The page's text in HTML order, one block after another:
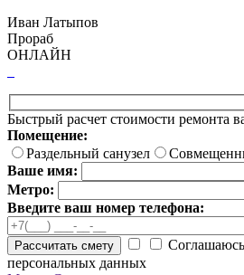
Иван Латыпов
Прораб
ОНЛАЙН
Быстрый расчет стоимости ремонта
Помещение:
Раздельный санузел
Ваше имя:
Метро:
Введите ваш номер телефона:
Рассчитать смету
персональных данных